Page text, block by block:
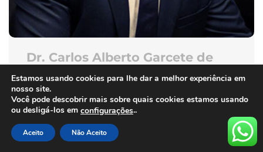
Dr. Carlos Alberto Garcete de
Almeida
DIRETOR DE PESQUISA
Estamos usando cookies para lhe dar a melhor experiência em
nosso site.
Você pode descobrir mais sobre quais cookies estamos usando
ou desligá-los em configurações..
Aceito Não Aceito